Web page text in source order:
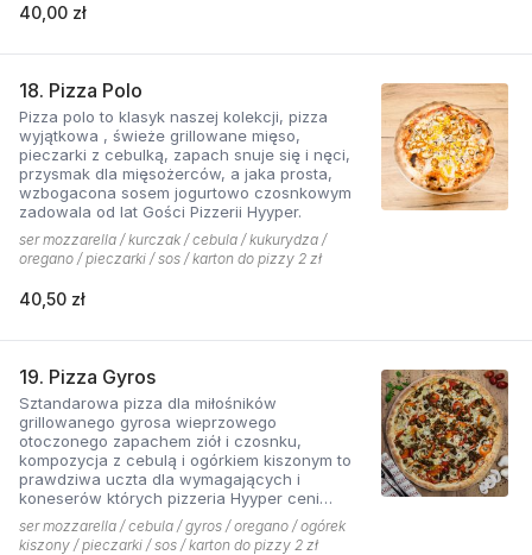
wyjątkowo greckiego charakteru. Jest to pizza
nie boją się poznawać nowych połączeń.
40,00 zł
18. Pizza Polo
Pizza polo to klasyk naszej kolekcji, pizza
wyjątkowa , świeże grillowane mięso,
pieczarki z cebulką, zapach snuje się i nęci,
przysmak dla mięsożerców, a jaka prosta,
wzbogacona sosem jogurtowo czosnkowym
zadowala od lat Gości Pizzerii Hyyper.
ser mozzarella / kurczak / cebula / kukurydza /
oregano / pieczarki / sos / karton do pizzy 2 zł
40,50 zł
19. Pizza Gyros
Sztandarowa pizza dla miłośników
grillowanego gyrosa wieprzowego
otoczonego zapachem ziół i czosnku,
kompozycja z cebulą i ogórkiem kiszonym to
prawdziwa uczta dla wymagających i
koneserów których pizzeria Hyyper ceni
najbardziej. . Chodzą słuchy, że gyros Hyyper
jest najlepszy w mieście
ser mozzarella / cebula / gyros / oregano / ogórek
kiszony / pieczarki / sos / karton do pizzy 2 zł